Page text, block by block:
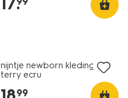
nijntje newborn kledingset
terry ecru
99